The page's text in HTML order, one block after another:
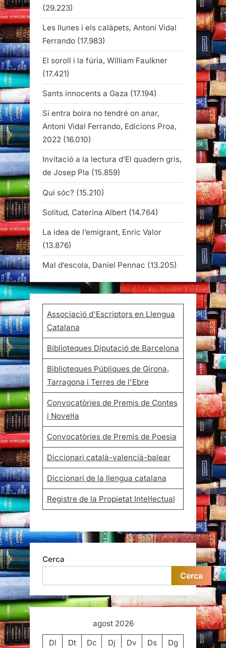
(29.223)
Les llunes i els calàpets, Antoni Vidal
Ferrando (17.983)
El soroll i la fúria, William Faulkner
(17.421)
Sants innocents a Gaza (17.194)
Si entra boira no tendré on anar,
Antoni Vidal Ferrando, Edicions Proa,
2022 (16.010)
Invitació a la lectura d’El quadern gris,
de Josep Pla (15.859)
Qui sóc? (15.210)
Solitud, Caterina Albert (14.764)
La idea de l’emigrant, Enric Valor
(13.876)
Mal d’escola, Daniel Pennac (13.205)
Associació d'Escriptors en Llengua
Catalana
Biblioteques Diputació de Barcelona
Biblioteques Públiques de Girona,
Tarragona i Terres de l'Ebre
Convocatòries de Premis de Contes
i Novel·la
Convocatòries de Premis de Poesia
Diccionari català-valencià-balear
Diccionari de la llengua catalana
Registre de la Propietat Intel·lectual
Cerca
Cerca
agost 2026
Dl
Dt Dc Dj Dv Ds
Dg